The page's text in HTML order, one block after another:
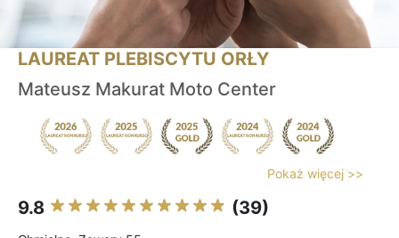
LAUREAT PLEBISCYTU ORŁY
Mateusz Makurat Moto Center
Pokaż więcej >>
9.8 (39)